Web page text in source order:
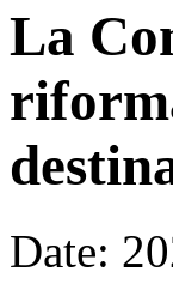
La
Date: